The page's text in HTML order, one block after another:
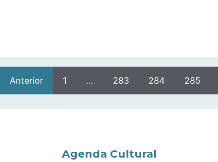
Anterior 1 … 283 284 285
Agenda Cultural